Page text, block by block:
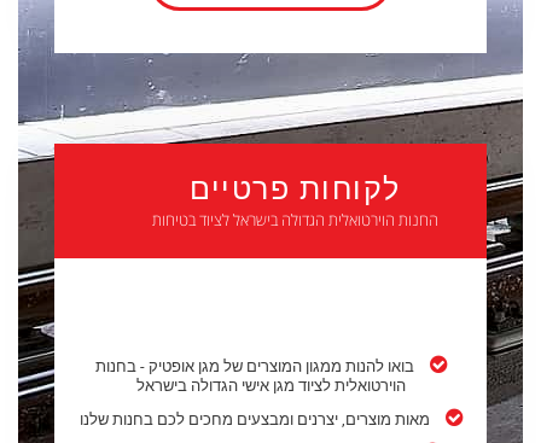
לקוחות פרטיים
החנות הוירטואלית הגדולה בישראל לציוד בטיחות
בואו להנות ממגון המוצרים של מגן אופטיק - בחנות
הוירטואלית לציוד מגן אישי הגדולה בישראל
מאות מוצרים, יצרנים ומבצעים מחכים לכם בחנות שלנו